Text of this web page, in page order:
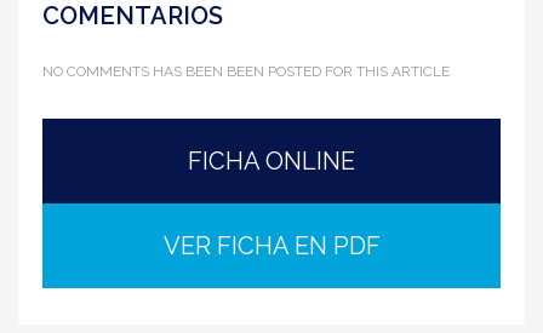
COMENTARIOS
NO COMMENTS HAS BEEN BEEN POSTED FOR THIS ARTICLE
FICHA ONLINE
VER FICHA EN PDF